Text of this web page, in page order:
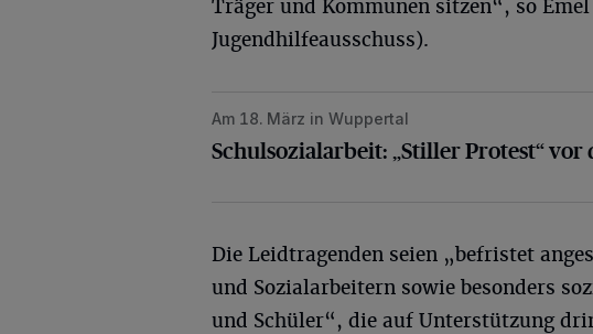
Träger und Kommunen sitzen“, so
Jugendhilfeausschuss).
Schulsozialarbeit: „Stiller Protest“ vor dem
Am 18. März in Wuppertal
Schulsozialarbeit: „Stiller Protest“ vor
Die Leidtragenden seien „befristet
und Sozialarbeitern sowie besonders
und Schüler“, die auf Unterstützung